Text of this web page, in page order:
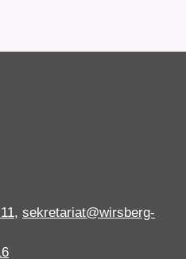
, sekretariat@wirsberg-